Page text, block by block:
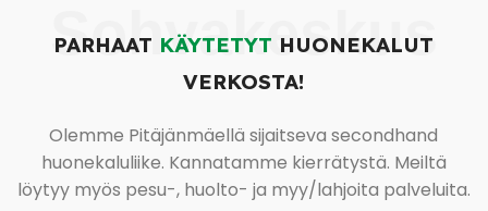
Sohvakeskus
PARHAAT KÄYTETYT HUONEKALUT
VERKOSTA!
Olemme Pitäjänmäellä sijaitseva secondhand
huonekaluliike. Kannatamme kierrätystä. Meiltä
löytyy myös pesu-, huolto- ja myy/lahjoita palveluita.